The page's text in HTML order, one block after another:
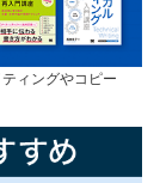
ィングやコピー